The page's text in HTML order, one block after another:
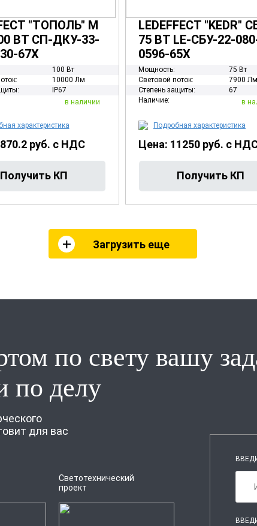
"ТОПОЛЬ" М
ВТ СП-ДКУ-33-
67Х
100 Вт
10000 Лм
IP67
в наличии
характеристика
руб. с НДС
LEDEFFECT "KEDR"
75 ВТ LE-СБУ-22-
0596-65Х
Мощность:
75 Вт
Световой поток:
7900 Лм
Степень защиты:
67
Наличие:
в
Подробная характеристика
Цена: 11250 руб. с
Загрузить еще
по свету вашу
по делу
для вас
Светотехнический
проект